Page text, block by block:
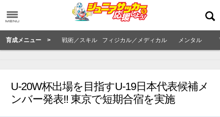
育成メニュー > 戦術／スキル フィジカル／メディカル メンタル
U-20W杯出場を目指すU-19日本代表候補メ
ンバー発表!! 東京で短期合宿を実施